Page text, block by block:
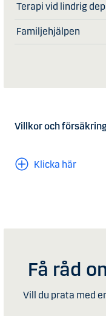
Terapi vid lindrig
Familjehjälpen
Villkor och
Klicka här
Få råd
Vill du prata med